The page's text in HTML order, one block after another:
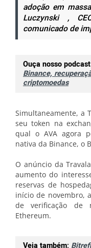
adoção em
Luczynski ,
comunicado de
Ouça nosso podcast
Binance,
criptomoedas
Simultaneamente, a
seu token na
qual o AVA agora
nativa da Binance, o
O anúncio da
aumento do
reservas de
início de novembro,
de verificação de
Ethereum.
Veja também: